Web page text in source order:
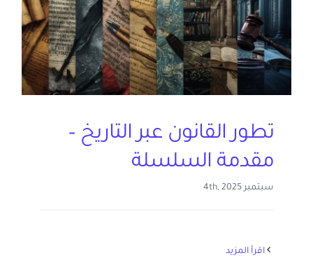
تطور القانون عبر التاريخ –
مقدمة السلسلة
سبتمبر 4th, 2025